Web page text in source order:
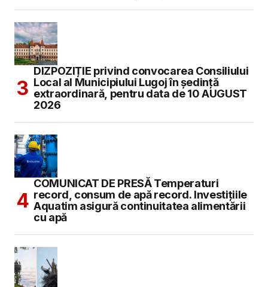
DIZPOZIȚIE privind convocarea Consiliului
Local al Municipiului Lugoj în şedinţă
extraordinară, pentru data de 10 AUGUST
2026
COMUNICAT DE PRESĂ Temperaturi
record, consum de apă record. Investițiile
Aquatim asigură continuitatea alimentării
cu apă